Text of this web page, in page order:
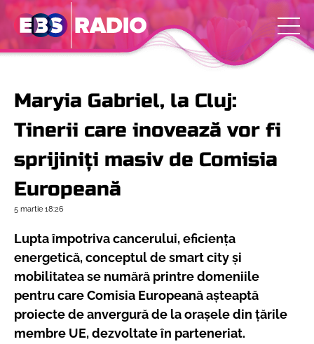
Maryia Gabriel, la Cluj:
Tinerii care inovează vor fi
sprijiniți masiv de Comisia
Europeană
5 martie 18:26
Lupta împotriva cancerului, eficiența
energetică, conceptul de smart city și
mobilitatea se numără printre domeniile
pentru care Comisia Europeană așteaptă
proiecte de anvergură de la orașele din țările
membre UE, dezvoltate în parteneriat.